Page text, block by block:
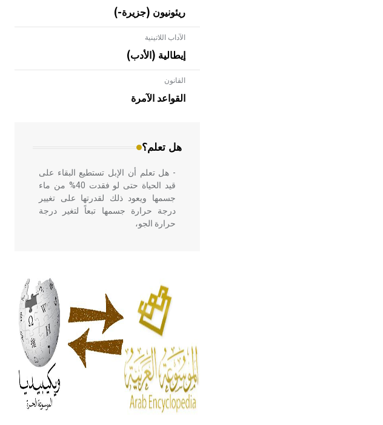
ريئونيون (جزيرة-)
الآداب اللاتينية
إيطالية (الأدب)
القانون
القواعد الآمرة
هل تعلم؟
- هل تعلم أن الأبلق نوع من الفنون
الهندسية التي ارتبطت بالعمارة الإسلامية
في بلاد الشام ومصر خاصة، حيث يحرص
- هل تعلم أن الإبل تستطيع البقاء على
قيد الحياة حتى لو فقدت 40% من ماء
جسمها ويعود ذلك لقدرتها على تغيير
درجة حرارة جسمها تبعاً لتغير درجة
حرارة الجو،
أربعة مؤلفات هي: الحكم، الأدلة، تنظيم
التغذية، ورسالته في جروح الرأس.
ويعود له الفضل بأنه حرر الطب من
الدين والفلسفة.
- هل تعلم أن المرجان إفراز حيواني
يتكون في البحر ويتركب من مادة
كربونات الكلسيوم، وهو أحمر أو شديد
الحمرة وهو أجود أنواعه، ويمتاز بكبر
الحجم ويسمى الش